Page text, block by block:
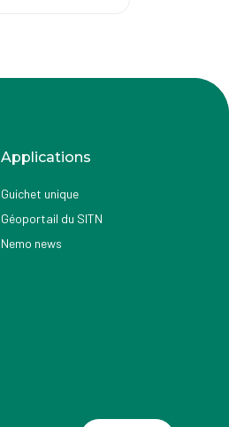
Applications
Guichet unique
Géoportail du SITN
Nemo news